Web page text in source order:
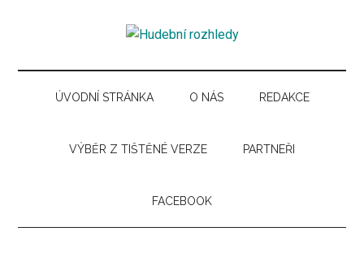
content
menu
sidebar
sidebar
Hudební
rozhledy
pro
hudebníÚVODNÍ STRÁNKA O NÁS REDAKCE
VÝBĚR Z TIŠTĚNÉ VERZE PARTNEŘI
FACEBOOK